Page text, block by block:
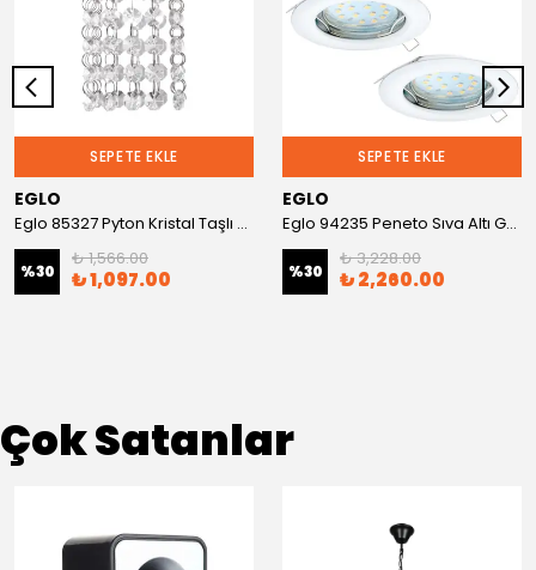
SEPETE EKLE
EGLO
Eglo 85327 Pyton Kristal Taşlı Sıva Altı Gömme Spot
%30
₺ 1,566.00
₺ 1,097.00
SEPETE EKLE
EGLO
Eglo 94235 Peneto Sıva Altı Gömme Spot
%30
₺ 3,228.00
₺ 2,260.00
Çok Satanlar